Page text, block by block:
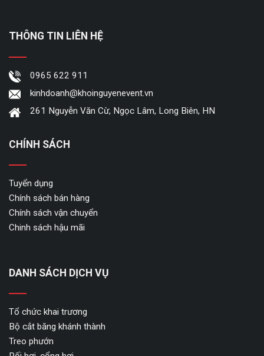
THÔNG TIN LIÊN HỆ
0965 622 911
kinhdoanh@khoinguyenevent.vn
261 Nguyễn Văn Cừ, Ngọc Lâm, Long Biên, HN
CHÍNH SÁCH
Tuyển dụng
Chính sách bán hàng
Chính sách vận chuyển
Chinh sách hậu mãi
DANH SÁCH DỊCH VỤ
Tổ chức khai trương
Bộ cắt băng khánh thành
Treo phướn